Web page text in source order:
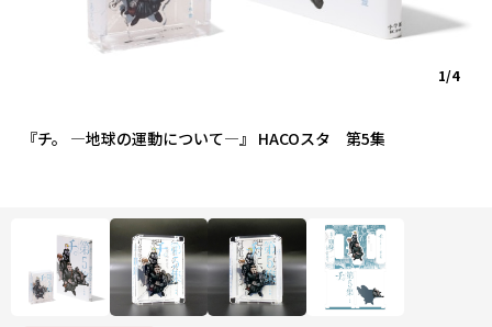
『チ。 ―地球の運動について―』 HACOスタ 第5集
1/4